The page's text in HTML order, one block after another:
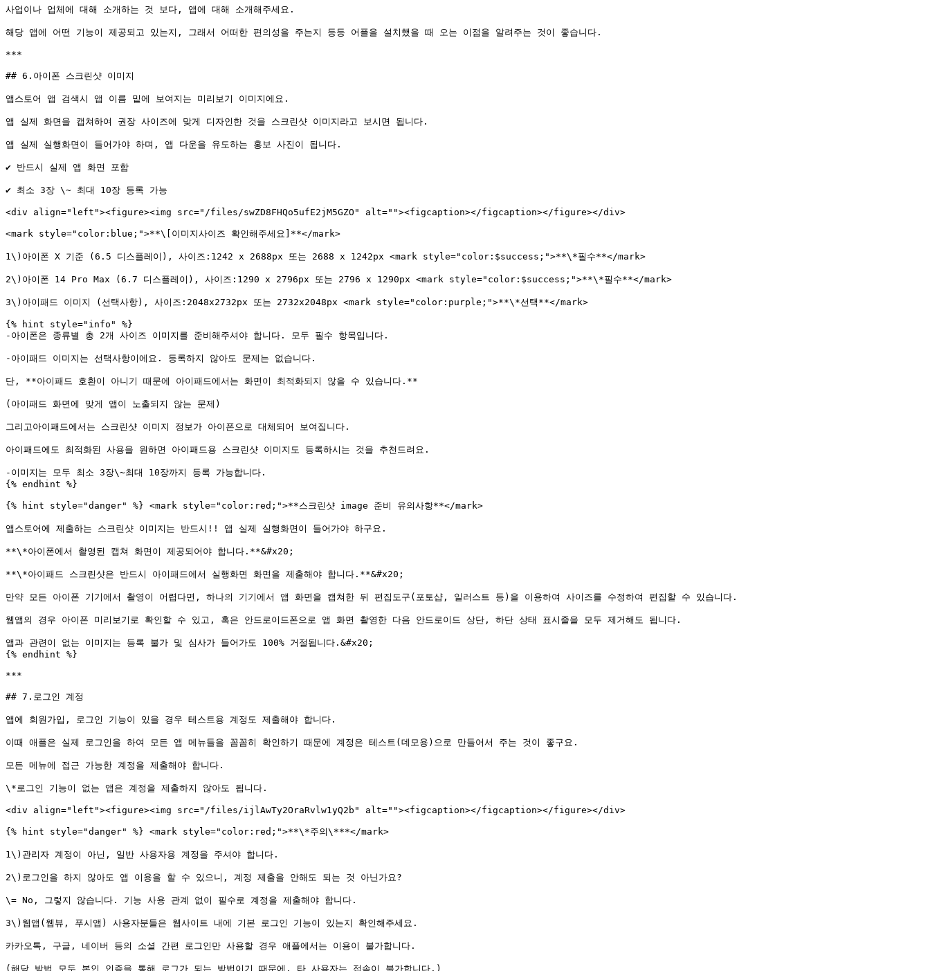
사업이나 업체에 대해 소개하는 것 보다, 앱에 대해 소개해주세요.
해당 앱에 어떤 기능이 제공되고 있는지, 그래서 어떠한 편의성을 주는지 등등 어플을 설치했을 때 오는 이점을 알려주는 것이 좋습니다.
***
## 6.아이폰 스크린샷 이미지
앱스토어 앱 검색시 앱 이름 밑에 보여지는 미리보기 이미지에요.
앱 실제 화면을 캡쳐하여 권장 사이즈에 맞게 디자인한 것을 스크린샷 이미지라고 보시면 됩니다.
앱 실제 실행화면이 들어가야 하며, 앱 다운을 유도하는 홍보 사진이 됩니다.
✔ 반드시 실제 앱 화면 포함
✔ 최소 3장 \~ 최대 10장 등록 가능
<div align="left"><figure><img src="/files/swZD8FHQo5ufE2jM5GZO" alt=""><figcaption></figcaption></figure></div>
<mark style="color:blue;">**\[이미지사이즈 확인해주세요]**</mark>
1\)아이폰 X 기준 (6.5 디스플레이), 사이즈:1242 x 2688px 또는 2688 x 1242px <mark style="color:$success;">**\*필수**</mark>
2\)아이폰 14 Pro Max (6.7 디스플레이), 사이즈:1290 x 2796px 또는 2796 x 1290px <mark style="color:$success;">**\*필수**</mark>
3\)아이패드 이미지 (선택사항), 사이즈:2048x2732px 또는 2732x2048px <mark style="color:purple;">**\*선택**</mark>
{% hint style="info" %}
-아이폰은 종류별 총 2개 사이즈 이미지를 준비해주셔야 합니다. 모두 필수 항목입니다.
-아이패드 이미지는 선택사항이에요. 등록하지 않아도 문제는 없습니다.
단, **아이패드 호환이 아니기 때문에 아이패드에서는 화면이 최적화되지 않을 수 있습니다.**
(아이패드 화면에 맞게 앱이 노출되지 않는 문제)
그리고아이패드에서는 스크린샷 이미지 정보가 아이폰으로 대체되어 보여집니다.
아이패드에도 최적화된 사용을 원하면 아이패드용 스크린샷 이미지도 등록하시는 것을 추천드려요.
-이미지는 모두 최소 3장\~최대 10장까지 등록 가능합니다.
{% endhint %}
{% hint style="danger" %} <mark style="color:red;">**스크린샷 image 준비 유의사항**</mark>
앱스토어에 제출하는 스크린샷 이미지는 반드시!! 앱 실제 실행화면이 들어가야 하구요.
**\*아이폰에서 촬영된 캡쳐 화면이 제공되어야 합니다.**&#x20;
**\*아이패드 스크린샷은 반드시 아이패드에서 실행화면 화면을 제출해야 합니다.**&#x20;
만약 모든 아이폰 기기에서 촬영이 어렵다면, 하나의 기기에서 앱 화면을 캡쳐한 뒤 편집도구(포토샵, 일러스트 등)을 이용하여 사이즈를 수정하여 편집할 수 있습니다.
웹앱의 경우 아이폰 미리보기로 확인할 수 있고, 혹은 안드로이드폰으로 앱 화면 촬영한 다음 안드로이드 상단, 하단 상태 표시줄을 모두 제거해도 됩니다.
앱과 관련이 없는 이미지는 등록 불가 및 심사가 들어가도 100% 거절됩니다.&#x20;
{% endhint %}
***
## 7.로그인 계정
앱에 회원가입, 로그인 기능이 있을 경우 테스트용 계정도 제출해야 합니다.
이때 애플은 실제 로그인을 하여 모든 앱 메뉴들을 꼼꼼히 확인하기 때문에 계정은 테스트(데모용)으로 만들어서 주는 것이 좋구요.
모든 메뉴에 접근 가능한 계정을 제출해야 합니다.
\*로그인 기능이 없는 앱은 계정을 제출하지 않아도 됩니다.
<div align="left"><figure><img src="/files/ijlAwTy2OraRvlw1yQ2b" alt=""><figcaption></figcaption></figure></div>
{% hint style="danger" %} <mark style="color:red;">**\*주의\***</mark>
1\)관리자 계정이 아닌, 일반 사용자용 계정을 주셔야 합니다.
2\)로그인을 하지 않아도 앱 이용을 할 수 있으니, 계정 제출을 안해도 되는 것 아닌가요?
\= No, 그렇지 않습니다. 기능 사용 관계 없이 필수로 계정을 제출해야 합니다.
3\)웹앱(웹뷰, 푸시앱) 사용자분들은 웹사이트 내에 기본 로그인 기능이 있는지 확인해주세요.
카카오톡, 구글, 네이버 등의 소셜 간편 로그인만 사용할 경우 애플에서는 이용이 불가합니다.
(해당 방법 모두 본인 인증을 통해 로그가 되는 방법이기 때문에, 타 사용자는 접속이 불가합니다.)